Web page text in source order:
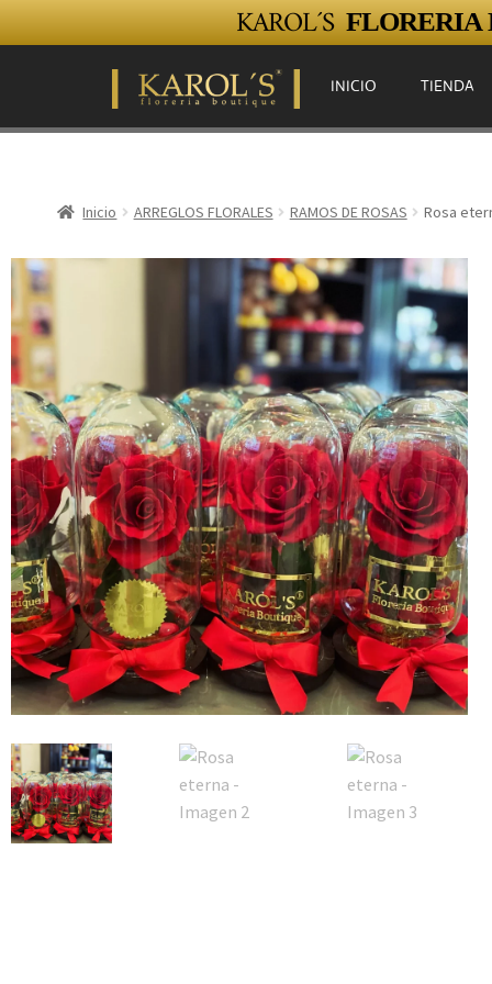
KAROL´S FLORERIA
INICIO TIENDA
Inicio ARREGLOS FLORALES RAMOS DE ROSAS Rosa